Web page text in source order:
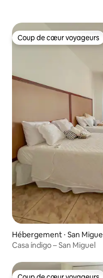
Coup de cœur voyageurs
Coup de cœur voyageurs
Hébergement ⋅ San Miguel
Casa índigo – San Miguel